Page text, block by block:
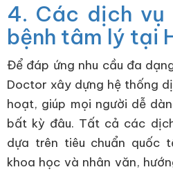
4. Các dịch vụ
bệnh tâm lý tại
Để đáp ứng nhu cầu đa
Doctor xây dựng hệ thống
hoạt, giúp mọi người dễ
bất kỳ đâu. Tất cả các
dựa trên tiêu chuẩn quốc
khoa học và nhân văn,